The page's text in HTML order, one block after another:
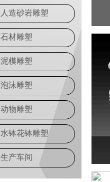
人造砂岩雕塑
石材雕塑
泥模雕塑
泡沫雕塑
动物雕塑
水钵花钵雕塑
生产车间